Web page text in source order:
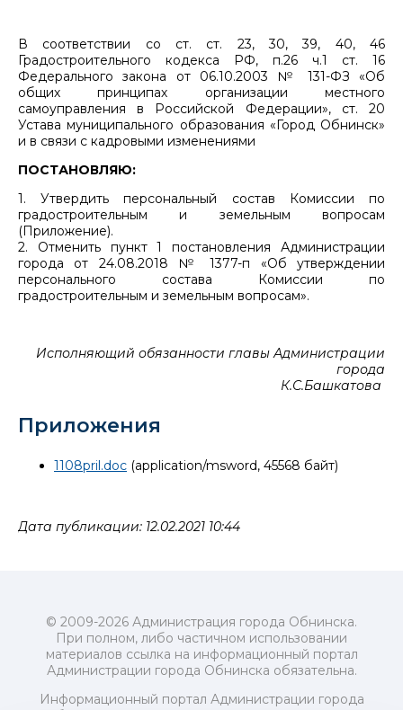
В соответствии со ст. ст.
23, 30, 39, 40, 46
Градостроительного кодекса РФ, п.26 ч.1 ст. 16
Федерального закона от 06.10.2003 № 131-ФЗ «Об
общих принципах организации местного
самоуправления в Российской Федерации», ст. 20
Устава муниципального образования «Город Обнинск»
и в связи с кадровыми изменениями
ПОСТАНОВЛЯЮ:
1. Утвердить персональный состав Комиссии по
градостроительным и земельным вопросам
(Приложение).
2. Отменить пункт 1 постановления Администрации
города от 24.08.2018 № 1377-п «Об утверждении
персонального состава Комиссии по
градостроительным и земельным вопросам».
Исполняющий обязанности главы Администрации
города
К.С.Башкатова
Приложения
1108pril.doc (application/msword, 45568 байт)
Дата публикации: 12.02.2021 10:44
© 2009-2026 Администрация города Обнинска.
При полном, либо частичном использовании
материалов ссылка на информационный портал
Администрации города Обнинска обязательна.
Информационный портал Администрации города